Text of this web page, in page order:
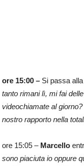
ore 15:00 – Si passa
tanto rimani lì, mi fai
videochiamate al
nostro rapporto nella
ore 15:05 – Marcello
sono piaciuta io oppure